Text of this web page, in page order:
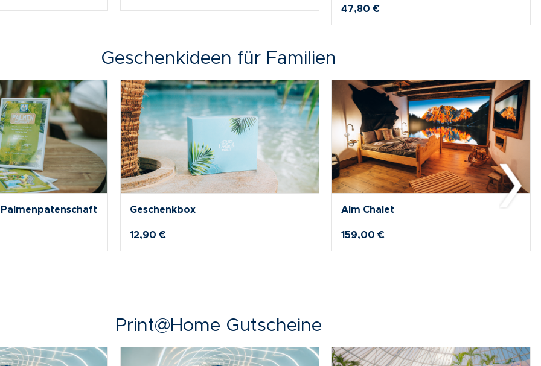
112,50 €
Geschenkideen für Familien
Familien Urlaubstag für 4
256,90 €
"Therme Erding x Thomas Müller"
Urlaubstage Therme
Print@Home Gutscheine